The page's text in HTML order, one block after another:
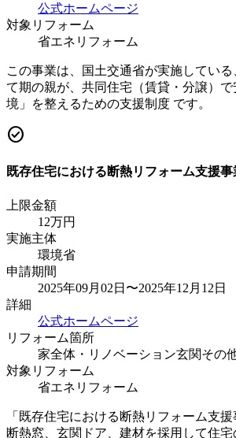
公式ホームページ
対象リフォーム
省エネリフォーム
この事業は、国土交通省が実施してい
て期の親が、共同住宅（賃貸・分譲）
境」を整えるための支援制度 です。
check_circle
既存住宅における断熱リフォーム支援事
上限金額
12万円
実施主体
環境省
申請期間
2025年09月02日〜2025年12月12日
詳細
公式ホームページ
リフォーム箇所
家全体・リノベーション玄関その
対象リフォーム
省エネリフォーム
「既存住宅における断熱リフォーム支
断熱窓、玄関ドア、建材を採用して住